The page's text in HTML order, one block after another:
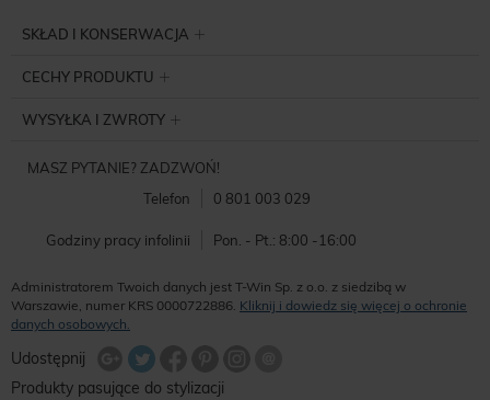
SKŁAD I KONSERWACJA
CECHY PRODUKTU
WYSYŁKA I ZWROTY
MASZ PYTANIE? ZADZWOŃ!
Telefon
0 801 003 029
Godziny pracy infolinii Pon. - Pt.: 8:00 -16:00
Administratorem Twoich danych jest T-Win Sp. z o.o. z siedzibą w
Warszawie, numer KRS 0000722886. Kliknij i dowiedz się więcej o ochronie
danych osobowych.
Udostępnij
Share FacebookUdostępnij na Google+
Udostępnij na Google+
Produkty pasujące do stylizacji